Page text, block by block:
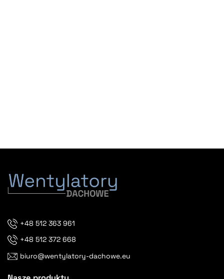
+48 512 363 961
+48 512 372 668
biuro@wentylatory-dachowe.eu